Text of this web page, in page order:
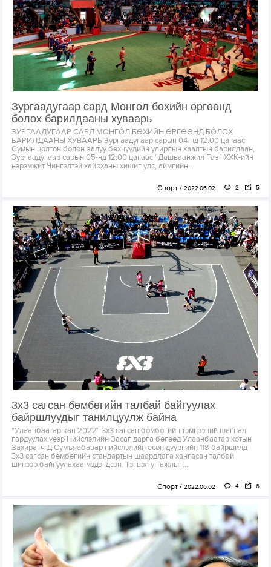
Зургаадугаар сард Монгол бөхийн өргөөнд
болох барилдааны хуваарь
ЗУРГААДУГААР САРД МОНГОЛ БӨХИЙН ӨРГӨӨНД БОЛОХ
БАРИЛДААНЫ ХУВААРЬ Зургаадугаар сарын 04-нд 12:00 цагаас
Сумын цолтон болон залуу бөхчүүдийн улирлын хаалтын барилдаан,
Зургаадугаар сарын 05-нд 12:00 цагаас “Дашваанжил Газ” ХХК-ийн
нэрэмжит Чингэлтэй хайрханы хишиг улс, аймгийн...
Спорт 2022.06.02 2 5
3х3 сагсан бөмбөгийн талбай байгуулах
байршлуудыг танилцуулж байна
“Улаанбаатар кап 2022” 3х3 сагсан бөмбөгийн тэмцээний шагнал
гардуулах үеэр Нийслэлийн Засаг дарга бөгөөд Улаанбаатар хотын
Захирагч Д.Сумъяабазар нийслэлийн есөн дүүргийн 118 байршилд
3х3 сагсан бөмбөгийн стандартын шаардлага хангасан талбай
шинээр байгуулахаа мэдэгдсэн. Тэгвэл уг ажлыг...
Спорт 2022.06.02 4 6